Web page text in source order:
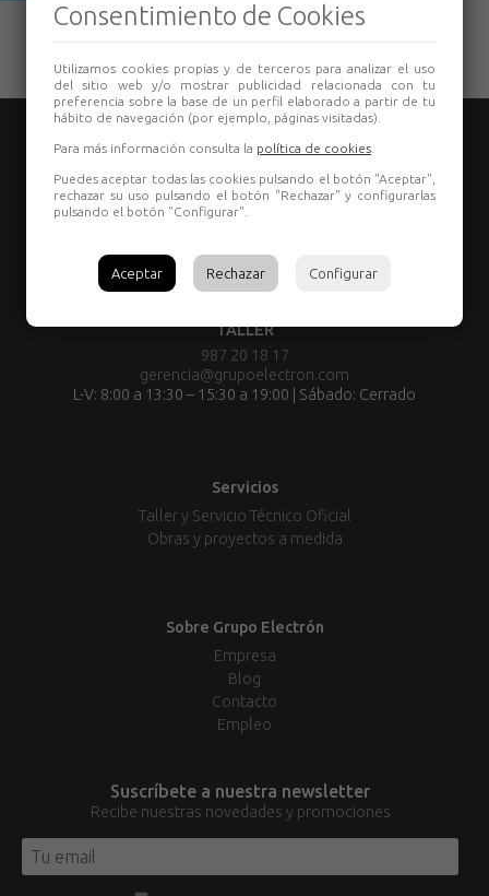
987 80 29 55
comercial@grupoelectron.com
TALLER
987 20 18 17
gerencia@grupoelectron.com
L-V: 8:00 a 13:30 – 15:30 a 19:00 | Sábado: Cerrado
Servicios
Taller y Servicio Técnico Oficial
Obras y proyectos a medida
Sobre Grupo Electrón
Empresa
Blog
Contacto
Empleo
Suscríbete a nuestra newsletter
Recibe nuestras novedades y promociones
Consentimiento de Cookies
Utilizamos cookies propias y de terceros para analizar el uso
del sitio web y/o mostrar publicidad relacionada con tu
preferencia sobre la base de un perfil elaborado a partir de tu
hábito de navegación (por ejemplo, páginas visitadas).
Para más información consulta la política de cookies
Puedes aceptar todas las cookies pulsando el botón "Aceptar",
rechazar su uso pulsando el botón "Rechazar" y configurarlas
pulsando el botón "Configurar".
Aceptar Rechazar Configurar